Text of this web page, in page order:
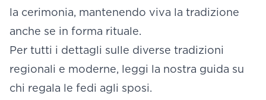
la cerimonia, mantenendo viva la tradizione
anche se in forma rituale.
Per tutti i dettagli sulle diverse tradizioni
regionali e moderne, leggi la nostra guida su
chi regala le fedi agli sposi.